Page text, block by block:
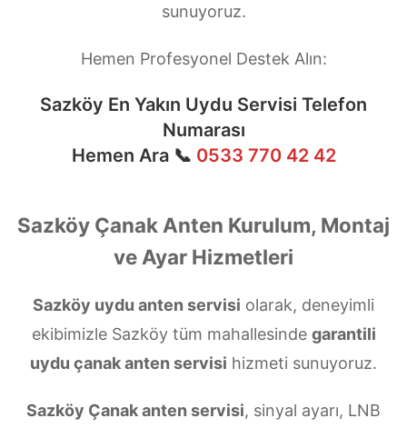
sunuyoruz.
Hemen Profesyonel Destek Alın:
Sazköy En Yakın Uydu Servisi Telefon
Numarası
Hemen Ara 📞 0533 770 42 42
Sazköy Çanak Anten Kurulum, Montaj
ve Ayar Hizmetleri
Sazköy uydu anten servisi olarak, deneyimli
ekibimizle Sazköy tüm mahallesinde garantili
uydu çanak anten servisi hizmeti sunuyoruz.
Sazköy Çanak anten servisi, sinyal ayarı, LNB